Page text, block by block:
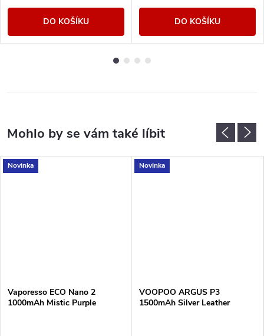
DO KOŠÍKU DO KOŠÍKU
Novinka
Vaporesso ECO Nano 2
1000mAh Mistic Purple
Novinka
VOOPOO ARGUS P3
1500mAh Silver Leather